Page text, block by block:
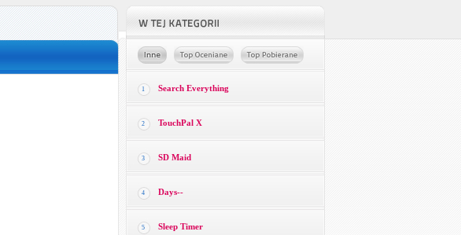
1 Search Everything
2 TouchPal X
3 SD Maid
4 Days--
5 Sleep Timer